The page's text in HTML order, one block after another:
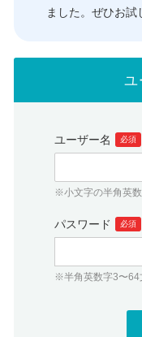
ました。ぜひお試
ユ
ユーザー名 必須
※小文字の半角英
パスワード 必須
※半角英数字3〜64